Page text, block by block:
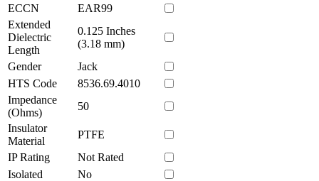
ECCN
EAR99
Extended
Dielectric
Length
0.125 Inches
(3.18 mm)
Gender
Jack
HTS Code
8536.69.4010
Impedance
(Ohms)
50
Insulator
Material
PTFE
IP Rating
Not Rated
Isolated
No